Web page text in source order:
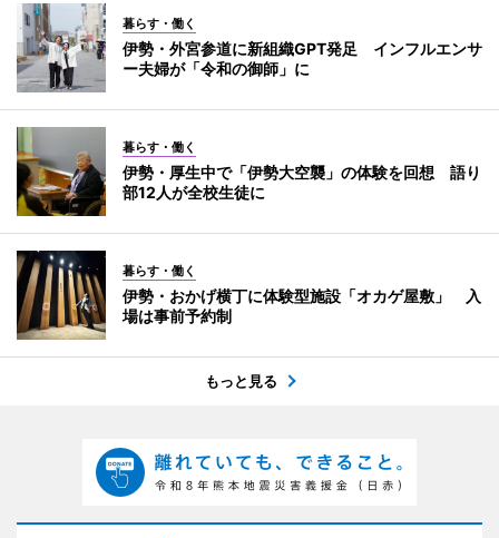
暮らす・働く
伊勢・外宮参道に新組織GPT発足 インフルエンサ
ー夫婦が「令和の御師」に
暮らす・働く
伊勢・厚生中で「伊勢大空襲」の体験を回想 語り
部12人が全校生徒に
暮らす・働く
伊勢・おかげ横丁に体験型施設「オカゲ屋敷」 入
場は事前予約制
もっと見る